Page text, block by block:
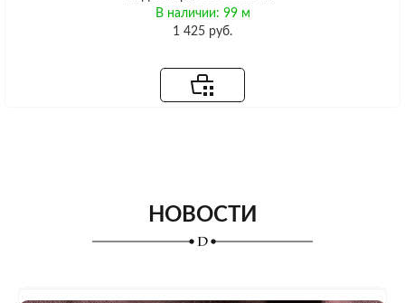
В наличии: 99 м
1 425 руб.
НОВОСТИ